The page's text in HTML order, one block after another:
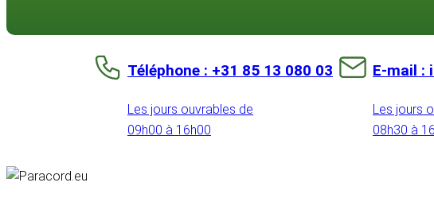
Téléphone : +31 85 13 080 03
Les jours ouvrables de
09h00 à 16h00
E-mail :
Les jours
08h30 à